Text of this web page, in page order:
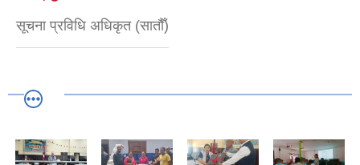
सूचना प्रविधि अधिकृत (सातौँ)